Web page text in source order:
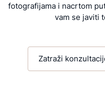
fotografijama i nacrtom
vam se javiti
Zatraži